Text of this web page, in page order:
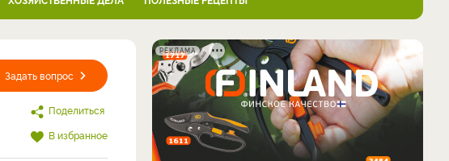
Задать вопрос
Поделиться
В избранное
РЕКЛАМА